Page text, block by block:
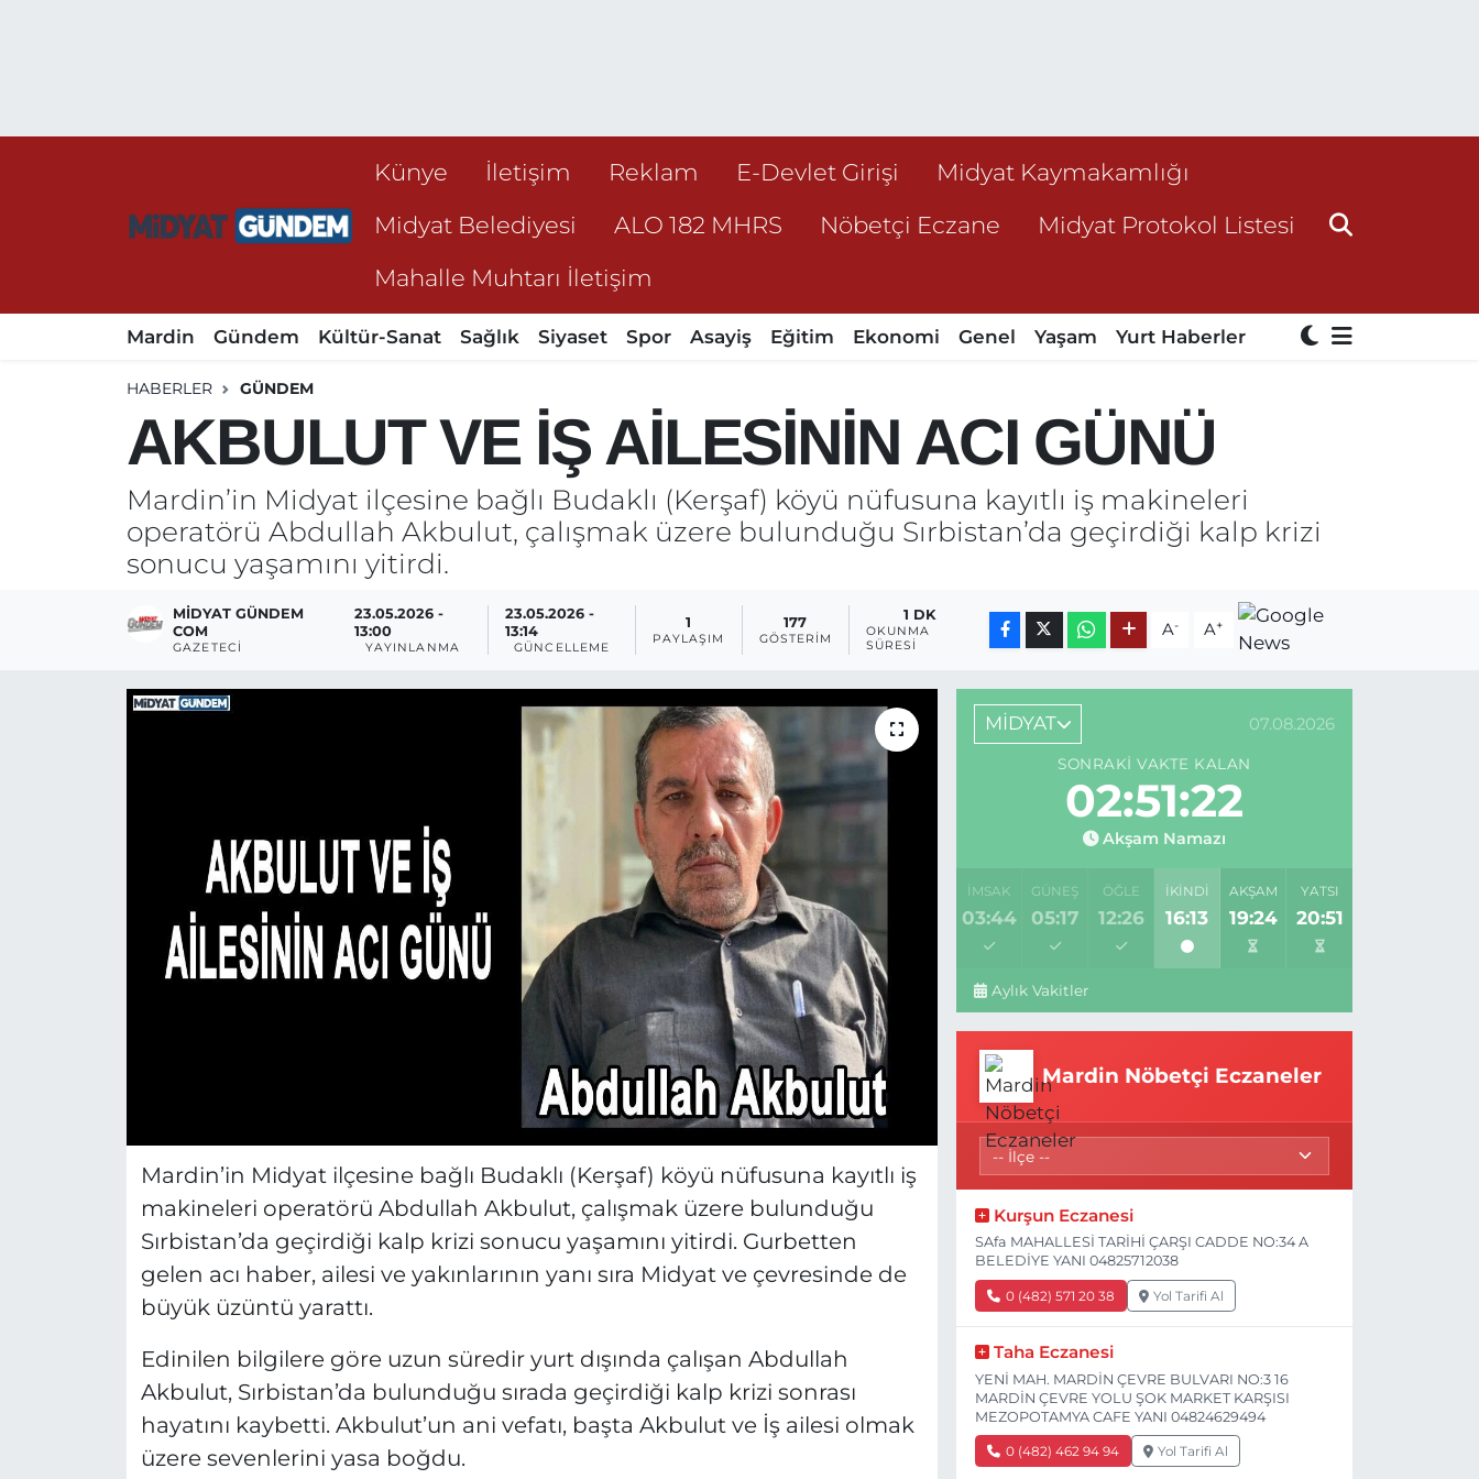
Künye İletişim Reklam E-Devlet Girişi
Midyat Kaymakamlığı
Midyat Belediyesi
ALO 182 MHRS Nöbetçi Eczane
Midyat Protokol Listesi
Mahalle Muhtarı İletişim
Mardin Gündem Kültür-Sanat Sağlık Siyaset Spor Asayiş Eğitim Ekonomi Genel Yaşam Yurt Haberler
HABERLER GÜNDEM
AKBULUT VE İŞ AİLESİNİN ACI GÜNÜ
Mardin’in Midyat ilçesine bağlı Budaklı (Kerşaf) köyü nüfusuna kayıtlı iş makineleri
operatörü Abdullah Akbulut, çalışmak üzere bulunduğu Sırbistan’da geçirdiği kalp krizi
sonucu yaşamını yitirdi.
MIDYAT GÜNDEM
COM
GAZETECI
23.05.2026 -
13:00
YAYINLANMA
23.05.2026 -
13:14
GÜNCELLEME
1
PAYLAŞIM
177
GÖSTERIM
1 DK
OKUNMA
SÜRESI
A- A+
Mardin’in Midyat ilçesine bağlı Budaklı (Kerşaf) köyü nüfusuna kayıtlı iş
makineleri operatörü Abdullah Akbulut, çalışmak üzere bulunduğu
Sırbistan’da geçirdiği kalp krizi sonucu yaşamını yitirdi. Gurbetten
gelen acı haber, ailesi ve yakınlarının yanı sıra Midyat ve çevresinde de
büyük üzüntü yarattı.
Edinilen bilgilere göre uzun süredir yurt dışında çalışan Abdullah
Akbulut, Sırbistan’da bulunduğu sırada geçirdiği kalp krizi sonrası
hayatını kaybetti. Akbulut’un ani vefatı, başta Akbulut ve İş ailesi olmak
üzere sevenlerini yasa boğdu.
MİDYAT 07.08.2026
SONRAKI VAKTE KALAN
02:51:22
Akşam Namazı
İMSAK
03:44
GÜNEŞ
05:17
ÖĞLE
12:26
İKINDI
16:13
AKŞAM
19:24
YATSI
20:51
Aylık Vakitler
Mardin Nöbetçi Eczaneler
Kurşun Eczanesi
SAfa MAHALLESİ TARİHİ ÇARŞI CADDE NO:34 A
BELEDİYE YANI 04825712038
0 (482) 571 20 38 Yol Tarifi Al
Taha Eczanesi
YENİ MAH. MARDİN ÇEVRE BULVARI NO:3 16
MARDİN ÇEVRE YOLU ŞOK MARKET KARŞISI
MEZOPOTAMYA CAFE YANI 04824629494
0 (482) 462 94 94 Yol Tarifi Al